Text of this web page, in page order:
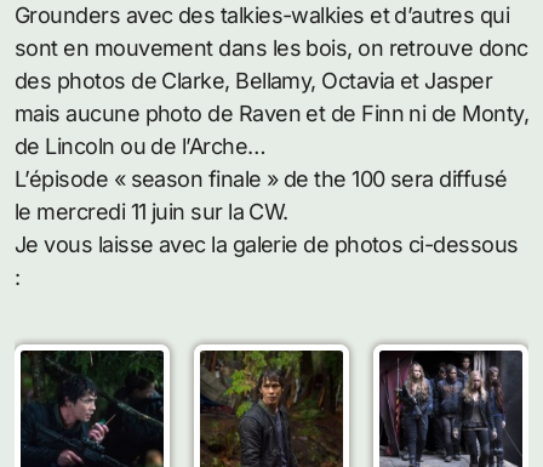
Grounders avec des talkies-walkies et d’autres qui
sont en mouvement dans les bois, on retrouve donc
des photos de Clarke, Bellamy, Octavia et Jasper
mais aucune photo de Raven et de Finn ni de Monty,
de Lincoln ou de l’Arche…
L’épisode « season finale » de the 100 sera diffusé
le mercredi 11 juin sur la CW.
Je vous laisse avec la galerie de photos ci-dessous
: